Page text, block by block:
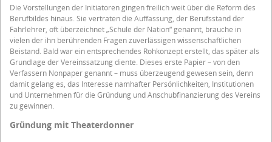
Die Vorstellungen der Initiatoren gingen freilich weit über die Reform des
Berufbildes hinaus. Sie vertraten die Auffassung, der Berufsstand der
Fahrlehrer, oft überzeichnet „Schule der Nation“ genannt, brauche in
vielen der ihn berührenden Fragen zuverlässigen wissenschaftlichen
Beistand. Bald war ein entsprechendes Rohkonzept erstellt, das später als
Grundlage der Vereinssatzung diente. Dieses erste Papier – von den
Verfassern Nonpaper genannt – muss überzeugend gewesen sein, denn
damit gelang es, das Interesse namhafter Persönlichkeiten, Institutionen
und Unternehmen für die Gründung und Anschubfinanzierung des Vereins
zu gewinnen.
Gründung mit Theaterdonner